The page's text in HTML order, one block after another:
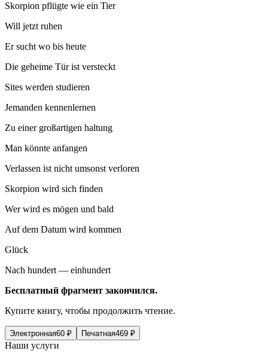
Skorpion pflügte wie ein Tier
Will jetzt ruhen
Er sucht wo bis heute
Die geheime Tür ist versteckt
Sites werden studieren
Jemanden kennenlernen
Zu einer großartigen haltung
Man könnte anfangen
Verlassen ist nicht umsonst verloren
Skorpion wird sich finden
Wer wird es mögen und bald
Auf dem Datum wird kommen
Glück
Nach hundert — einhundert
Бесплатный фрагмент закончился.
Купите книгу, чтобы продолжить чтение.
Электронная60 ₽ Печатная469 ₽
Наши услуги